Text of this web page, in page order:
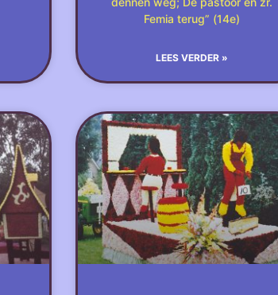
Femia terug” (14e)
LEES VERDER »